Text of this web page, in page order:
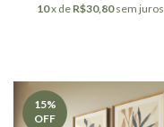
10x de R$30,80 sem juros
15%
OFF